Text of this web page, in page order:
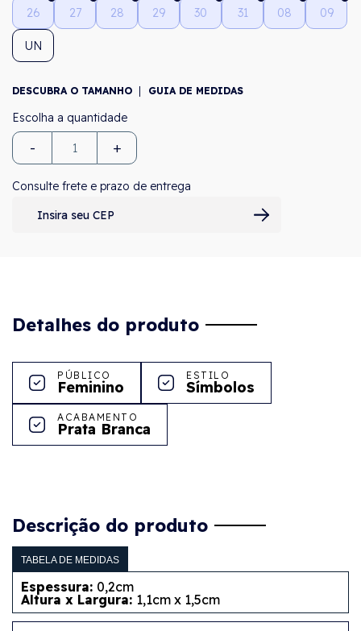
26 27 28 29 30 31 08 09
UN
DESCUBRA O TAMANHO GUIA DE MEDIDAS
- +
Consulte frete e prazo de entrega
Detalhes do produto
PÚBLICO
Feminino
ESTILO
Símbolos
ACABAMENTO
Prata Branca
Descrição do produto
TABELA DE MEDIDAS
Espessura: 0,2cm
Altura x Largura: 1,1cm x 1,5cm